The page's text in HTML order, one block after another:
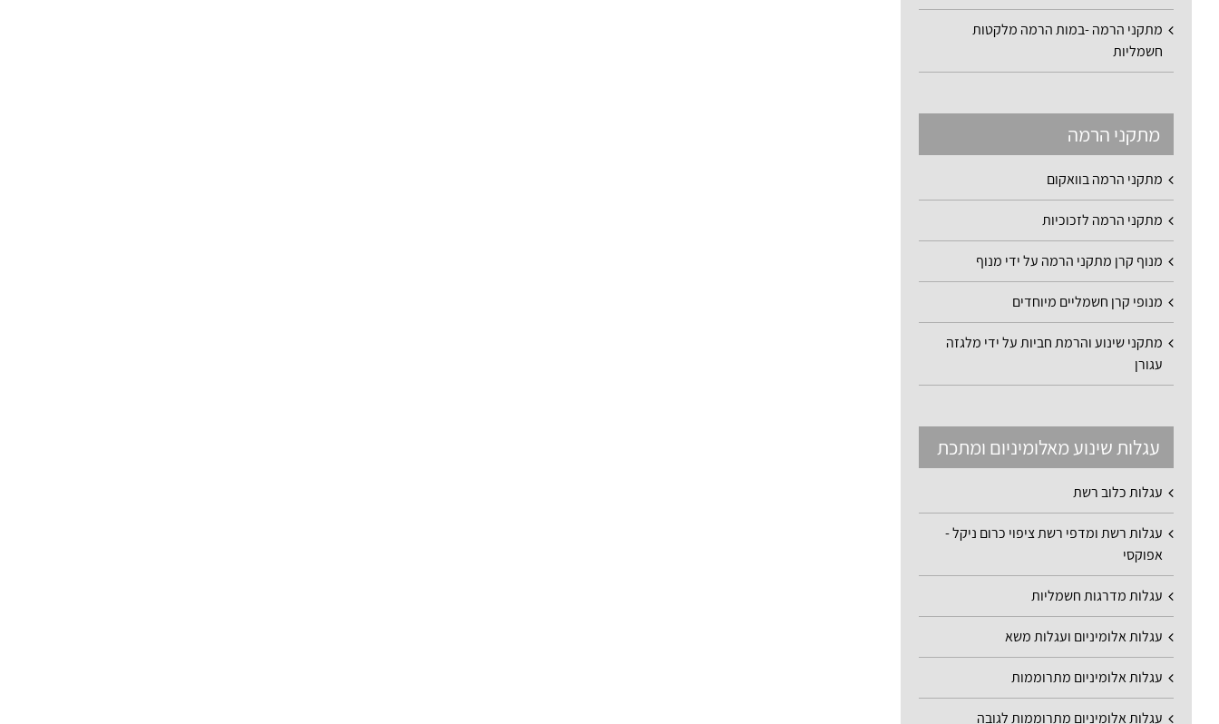
מתקני הרמה -במות הרמה מלקטות
חשמליות
מתקני הרמה
מתקני הרמה בוואקום
מתקני הרמה לזכוכיות
מנוף קרן מתקני הרמה על ידי מנוף
מנופי קרן חשמליים מיוחדים
מתקני שינוע והרמת חביות על ידי מלגזה
עגורן
עגלות שינוע מאלומיניום ומתכת
עגלות כלוב רשת
עגלות רשת ומדפי רשת ציפוי כרום ניקל -
אפוקסי
עגלות מדרגות חשמליות
עגלות אלומיניום ועגלות משא
עגלות אלומיניום מתרוממות
עגלות אלומיניום מתרוממות לגובה